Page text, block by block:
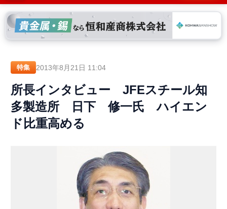
特集 2013年8月21日 11:04
所長インタビュー JFEスチール知
多製造所 日下 修一氏 ハイエン
ド比重高める